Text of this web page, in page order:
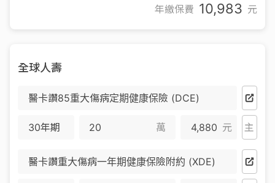
年繳保費 10,983 元
全球人壽
醫卡讚85重大傷病定期健康保險 (DCE)
30年期 萬 4,880 元 主
醫卡讚重大傷病一年期健康保險附約 (XDE)